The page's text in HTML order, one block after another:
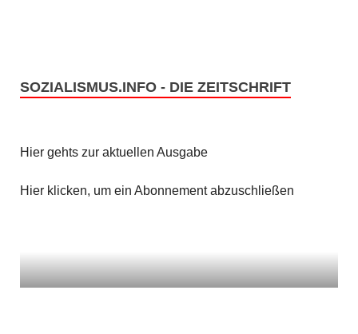
SOZIALISMUS.INFO - DIE ZEITSCHRIFT
Hier gehts zur aktuellen Ausgabe
Hier klicken, um ein Abonnement abzuschließen